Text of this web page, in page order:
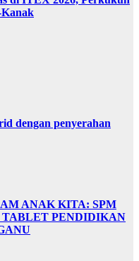
dengan penyerahan
ANAK KITA: SPM
TABLET PENDIDIKAN